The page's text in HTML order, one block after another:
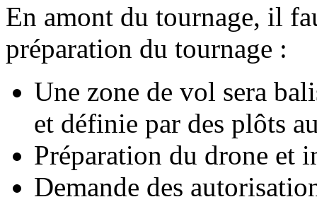
En amont du tournage, il
préparation du tournage :
Une zone de vol sera
et définie par des plôts
Préparation du drone et
Demande des